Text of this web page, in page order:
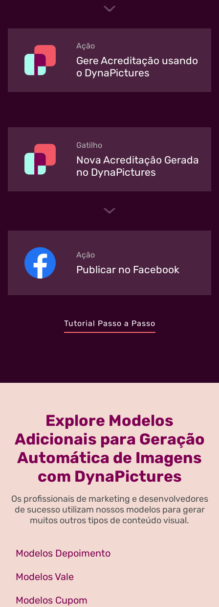
Ação
Gere Acreditação usando
o DynaPictures
Gatilho
Nova Acreditação Gerada
no DynaPictures
Ação
Publicar no Facebook
Tutorial Passo a Passo
Explore Modelos
Adicionais para Geração
Automática de Imagens
com DynaPictures
Os profissionais de marketing e desenvolvedores
de sucesso utilizam nossos modelos para gerar
muitos outros tipos de conteúdo visual.
Modelos Depoimento
Modelos Vale
Modelos Cupom